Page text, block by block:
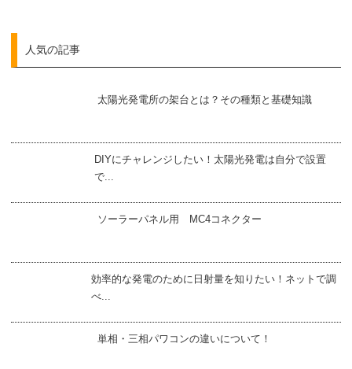
人気の記事
太陽光発電所の架台とは？その種類と基礎知識
DIYにチャレンジしたい！太陽光発電は自分で設置
で...
ソーラーパネル用 MC4コネクター
効率的な発電のために日射量を知りたい！ネットで調
べ...
単相・三相パワコンの違いについて！